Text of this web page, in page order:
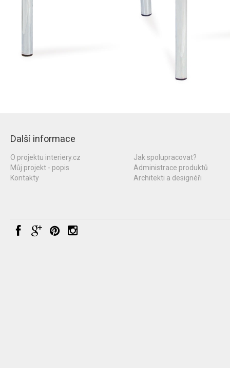
Další informace
O projektu interiery.cz
Můj projekt - popis
Kontakty
Jak spolupracovat?
Administrace produktů
Architekti a designéři